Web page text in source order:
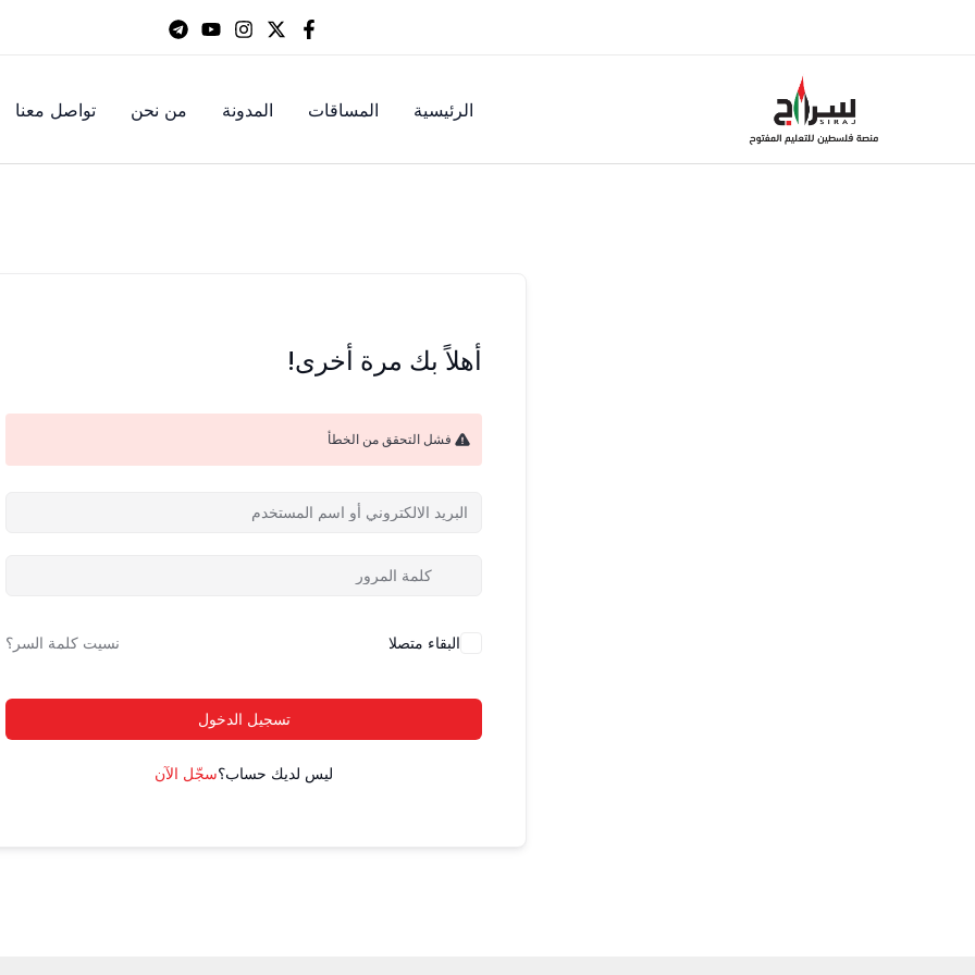
الرئيسية المساقات المدونة من نحن تواصل معنا
أهلاً بك مرة أخرى!
فشل التحقق من الخطأ
البقاء متصلا نسيت كلمة السر؟
تسجيل الدخول
ليس لديك حساب؟سجّل الآن